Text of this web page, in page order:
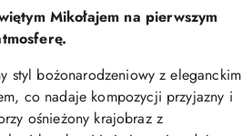
Mikołajem na pierwszym
styl bożonarodzeniowy z eleganckim
co nadaje kompozycji przyjazny i
ośnieżony krajobraz z